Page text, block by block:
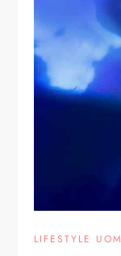
LIFESTYLE